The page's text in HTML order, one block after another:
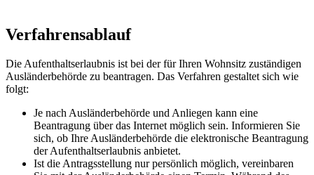
Verfahrensablauf
Die Aufenthaltserlaubnis ist bei der für Ihren Wohnsitz zuständigen
Ausländerbehörde zu beantragen. Das Verfahren gestaltet sich wie
folgt:
Je nach Ausländerbehörde und Anliegen kann eine
Beantragung über das Internet möglich sein. Informieren Sie
sich, ob Ihre Ausländerbehörde die elektronische Beantragung
der Aufenthaltserlaubnis anbietet.
Ist die Antragsstellung nur persönlich möglich, vereinbaren